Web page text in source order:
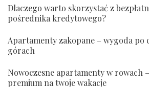
Dlaczego warto skorzystać z
pośrednika kredytowego?
Apartamenty zakopane – wygoda po
górach
Nowoczesne apartamenty w rowach
premium na twoje wakacje